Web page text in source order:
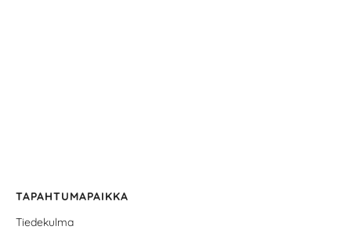
TAPAHTUMAPAIKKA
Tiedekulma